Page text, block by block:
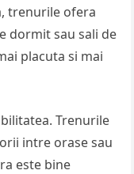
trenurile ofera
dormit sau sali de
placuta si mai
Trenurile
intre orase sau
este bine